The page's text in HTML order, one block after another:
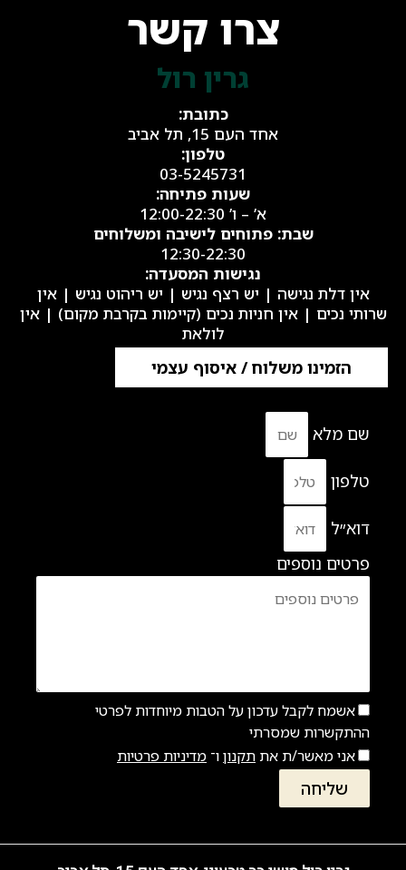
צרו קשר
גרין רול​
כתובת:
אחד העם 15, תל אביב
טלפון:
03-5245731
שעות פתיחה:
א’ – ו’ 12:00-22:30
שבת: פתוחים לישיבה ומשלוחים
12:30-22:30
נגישות המסעדה:
אין דלת נגישה | יש רצף נגיש | יש ריהוט נגיש | אין
שרותי נכים | אין חניות נכים (קיימות בקרבת מקום) | אין
לולאת
הזמינו משלוח / איסוף עצמי
שם מלא
טלפון
דוא״ל
פרטים נוספים
אשמח לקבל עדכון על הטבות מיוחדות לפרטי
ההתקשרות שמסרתי
אני מאשר/ת את תקנוןו־ מדיניות פרטיות
שליחה